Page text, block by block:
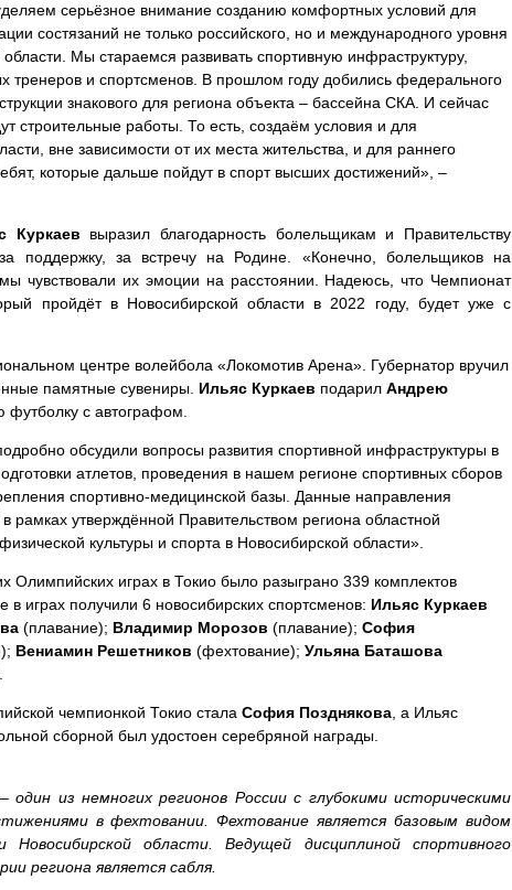
серьёзное внимание созданию комфортных условий для
состязаний не только российского, но и международного уровня
Мы стараемся развивать спортивную инфраструктуру,
тренеров и спортсменов. В прошлом году добились федерального
знакового для региона объекта – бассейна СКА. И сейчас
строительные работы. То есть, создаём условия и для
вне зависимости от их места жительства, и для раннего
которые дальше пойдут в спорт высших достижений», –
Куркаев выразил благодарность болельщикам и Правительству
поддержку, за встречу на Родине. «Конечно, болельщиков на
чувствовали их эмоции на расстоянии. Надеюсь, что Чемпионат
пройдёт в Новосибирской области в 2022 году, будет уже с
центре волейбола «Локомотив Арена». Губернатор вручил
памятные сувениры. Ильяс Куркаев подарил Андрею
футболку с автографом.
обсудили вопросы развития спортивной инфраструктуры в
атлетов, проведения в нашем регионе спортивных сборов
спортивно-медицинской базы. Данные направления
рамках утверждённой Правительством региона областной
культуры и спорта в Новосибирской области».
Олимпийских играх в Токио было разыграно 339 комплектов
в играх получили 6 новосибирских спортсменов: Ильяс Куркаев
(плавание); Владимир Морозов (плавание); София
Вениамин Решетников (фехтование); Ульяна Баташова
чемпионкой Токио стала София Позднякова , а Ильяс
сборной был удостоен серебряной награды.
один из немногих регионов России с глубокими историческими
в фехтовании. Фехтование является базовым видом
области. Ведущей дисциплиной спортивного
региона является сабля.